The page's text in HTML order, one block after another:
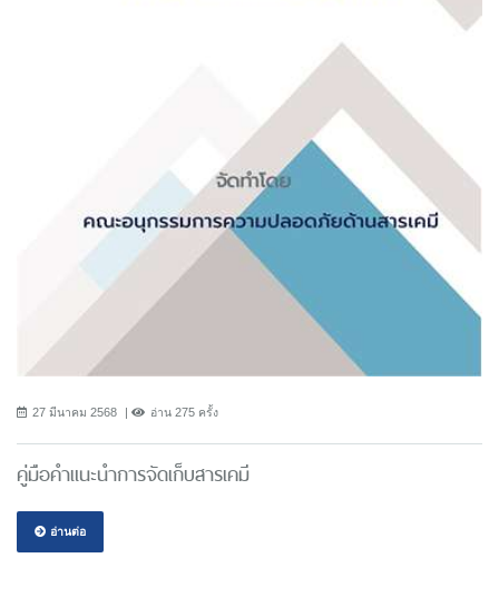
27 มีนาคม 2568 อ่าน 275 ครั้ง
คู่มือคำแนะนำการจัดเก็บสารเคมี
อ่านต่อ